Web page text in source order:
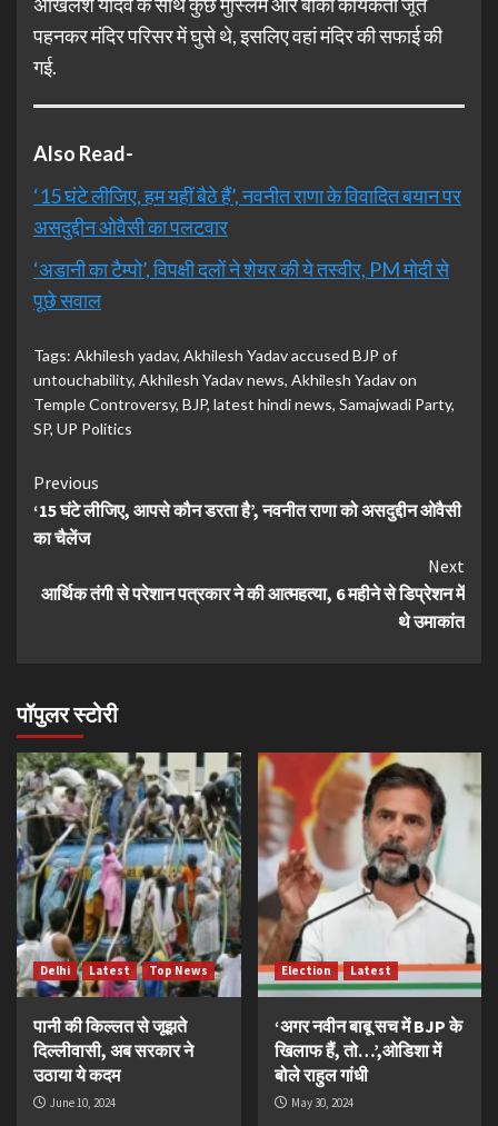
पहनकर मंदिर परिसर में घुसे थे, इसलिए वहां मंदिर की सफाई की
गई.
Also Read-
‘15 घंटे लीजिए, हम यहीं बैठे हैं’, नवनीत राणा के विवादित बयान पर
असदुद्दीन ओवैसी का पलटवार
‘अडानी का टैम्पो’, विपक्षी दलों ने शेयर की ये तस्वीर, PM मोदी से
पूछे सवाल
Tags: Akhilesh yadav, Akhilesh Yadav accused BJP of
untouchability, Akhilesh Yadav news, Akhilesh Yadav on
Temple Controversy, BJP, latest hindi news, Samajwadi Party,
SP, UP Politics
Continue
Reading
Previous
‘15 घंटे लीजिए, आपसे कौन डरता है’, नवनीत राणा को असदुद्दीन ओवैसी
का चैलेंज
Next
आर्थिक तंगी से परेशान पत्रकार ने की आत्महत्या, 6 महीने से डिप्रेशन में
थे उमाकांत
पॉपुलर स्टोरी
Delhi Latest Top News
पानी की किल्लत से जूझते
दिल्लीवासी, अब सरकार ने
उठाया ये कदम
June 10, 2024
Election Latest
‘अगर नवीन बाबू सच में BJP के
खिलाफ हैं, तो…’,ओडिशा में
बोले राहुल गांधी
May 30, 2024